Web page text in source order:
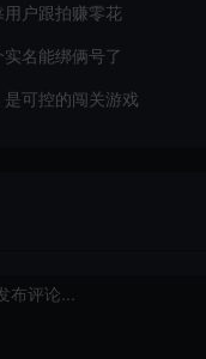
户跟拍赚零花
名能绑俩号了
可控的闯关游戏